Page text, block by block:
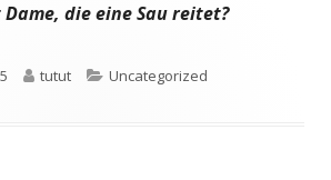
die eine Sau reitet?
Autor
tutut Kategorien
Uncategorized